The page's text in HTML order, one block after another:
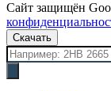
Сайт защищён
Скачать
Поиск
товаров